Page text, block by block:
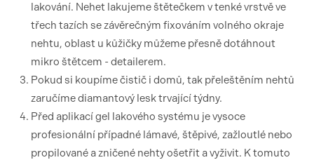
lakování. Nehet lakujeme štětečkem v tenké vrstvě ve
třech tazích se závěrečným fixováním volného okraje
nehtu, oblast u kůžičky můžeme přesně dotáhnout
mikro štětcem - detailerem.
Pokud si koupíme čistič i domů, tak přeleštěním nehtů
zaručíme diamantový lesk trvající týdny.
Před aplikací gel lakového systému je vysoce
profesionální případné lámavé, štěpivé, zažloutlé nebo
propilované a zničené nehty ošetřit a vyživit. K tomuto